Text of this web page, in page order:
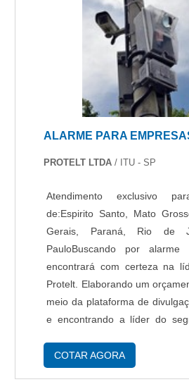
ALARME PARA
PROTELT LTDA / ITU - SP
Atendimento exclusivo
de:Espirito Santo, Mato
Gerais, Paraná, Rio de
PauloBuscando por alarme
encontrará com certeza na
Protelt. Elaborando um
meio da plataforma de
e encontrando a líder do
melhores profissionais da
COTAR AGORA